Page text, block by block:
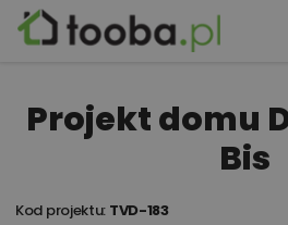
Projekt domu
Bis
Kod projektu: TVD-183